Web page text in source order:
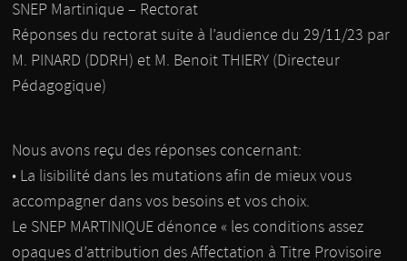
SNEP Martinique – Rectorat
Réponses du rectorat suite à l’audience du 29/11/23 par
M. PINARD (DDRH) et M. Benoit THIERY (Directeur
Pédagogique)
Nous avons reçu des réponses concernant:
• La lisibilité dans les mutations afin de mieux vous
accompagner dans vos besoins et vos choix.
Le SNEP MARTINIQUE dénonce « les conditions assez
opaques d’attribution des Affectation à Titre Provisoire